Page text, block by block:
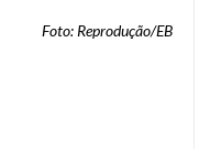
Foto: Reprodução/EB